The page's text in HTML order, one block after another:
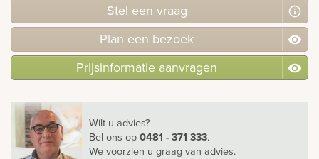
Stel een vraag
Plan een bezoek
Prijsinformatie aanvragen
Wilt u advies?
Bel ons op0481 - 371 333.
We voorzien u graag van advies.